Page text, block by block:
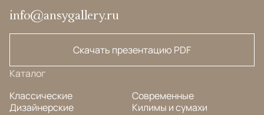
info@ansygallery.ru
Скачать презентацию PDF
Каталог
Классические
Дизайнерские
Современные
Килимы и сумахи